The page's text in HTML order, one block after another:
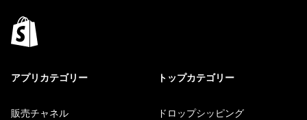
アプリカテゴリー
販売チャネル
トップカテゴリー
ドロップシッピング